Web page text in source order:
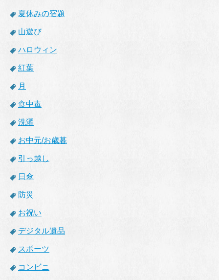
夏休みの宿題
山遊び
ハロウィン
紅葉
月
食中毒
洗濯
お中元/お歳暮
引っ越し
日傘
防災
お祝い
デジタル遺品
スポーツ
コンビニ